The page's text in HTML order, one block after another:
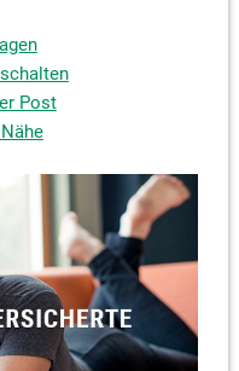
Post